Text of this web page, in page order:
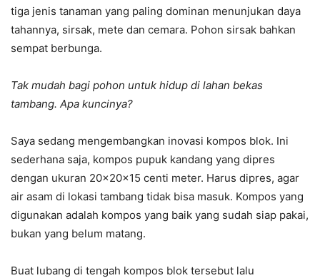
tiga jenis tanaman yang paling dominan menunjukan daya
tahannya, sirsak, mete dan cemara. Pohon sirsak bahkan
sempat berbunga.
Tak mudah bagi pohon untuk hidup di lahan bekas
tambang. Apa kuncinya?
Saya sedang mengembangkan inovasi kompos blok. Ini
sederhana saja, kompos pupuk kandang yang dipres
dengan ukuran 20x20x15 centi meter. Harus dipres, agar
air asam di lokasi tambang tidak bisa masuk. Kompos yang
digunakan adalah kompos yang baik yang sudah siap pakai,
bukan yang belum matang.
Buat lubang di tengah kompos blok tersebut lalu